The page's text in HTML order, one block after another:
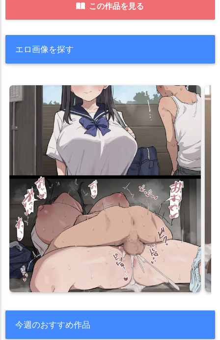
この作品を見る
エロ画像を探す
今週のおすすめ作品